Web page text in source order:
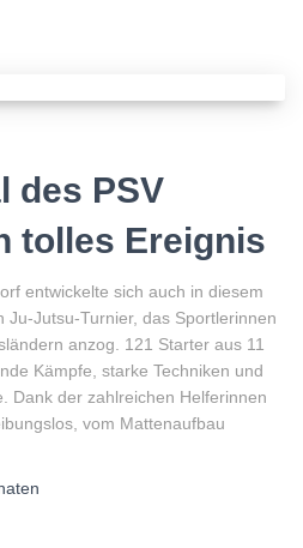
des PSV
tolles Ereignis
entwickelte sich auch in diesem
Ju-Jutsu-Turnier, das Sportlerinnen
anzog. 121 Starter aus 11
Kämpfe, starke Techniken und
Dank der zahlreichen Helferinnen
vom Mattenaufbau